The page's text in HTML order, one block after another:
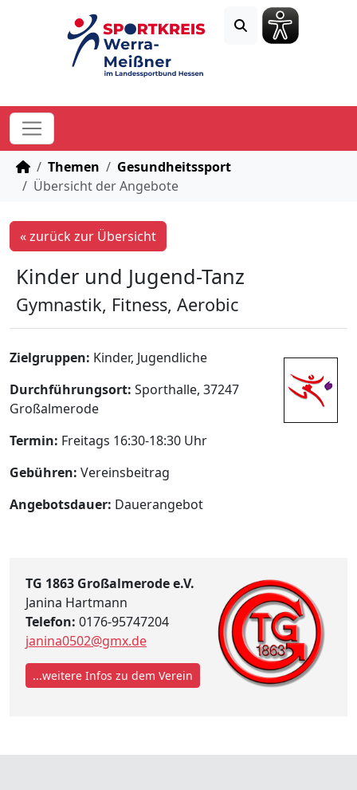
STARTSEITE
Themen
Gesundheitssport
Übersicht der Angebote
« zurück zur Übersicht
Kinder und Jugend-Tanz
Gymnastik, Fitness, Aerobic
Zielgruppen: Kinder, Jugendliche
Durchführungsort: Sporthalle, 37247
Großalmerode
Termin: Freitags 16:30-18:30 Uhr
Gebühren: Vereinsbeitrag
Angebotsdauer: Dauerangebot
TG 1863 Großalmerode e.V.
Janina Hartmann
Telefon: 0176-95747204
janina0502@gmx.de
...weitere Infos zu dem Verein